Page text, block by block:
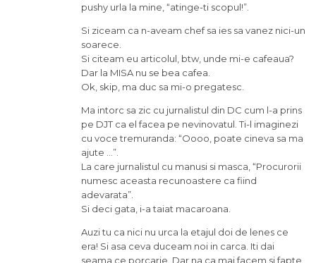
pushy urla la mine, “atinge-ti scopul!”.
Si ziceam ca n-aveam chef sa ies sa vanez nici-un
soarece.
Si citeam eu articolul, btw, unde mi-e cafeaua?
Dar la MISA nu se bea cafea.
Ok, skip, ma duc sa mi-o pregatesc.
Ma intorc sa zic cu jurnalistul din DC cum l-a prins
pe DJT ca el facea pe nevinovatul. Ti-l imaginezi
cu voce tremuranda: “Oooo, poate cineva sa ma
ajute …”.
La care jurnalistul cu manusi si masca, “Procurorii
numesc aceasta recunoastere ca fiind
adevarata”.
Si deci gata, i-a taiat macaroana.
Auzi tu ca nici nu urca la etajul doi de lenes ce
era! Si asa ceva duceam noi in carca. Iti dai
seama ce porcarie. Dar na ca mai facem si fapte